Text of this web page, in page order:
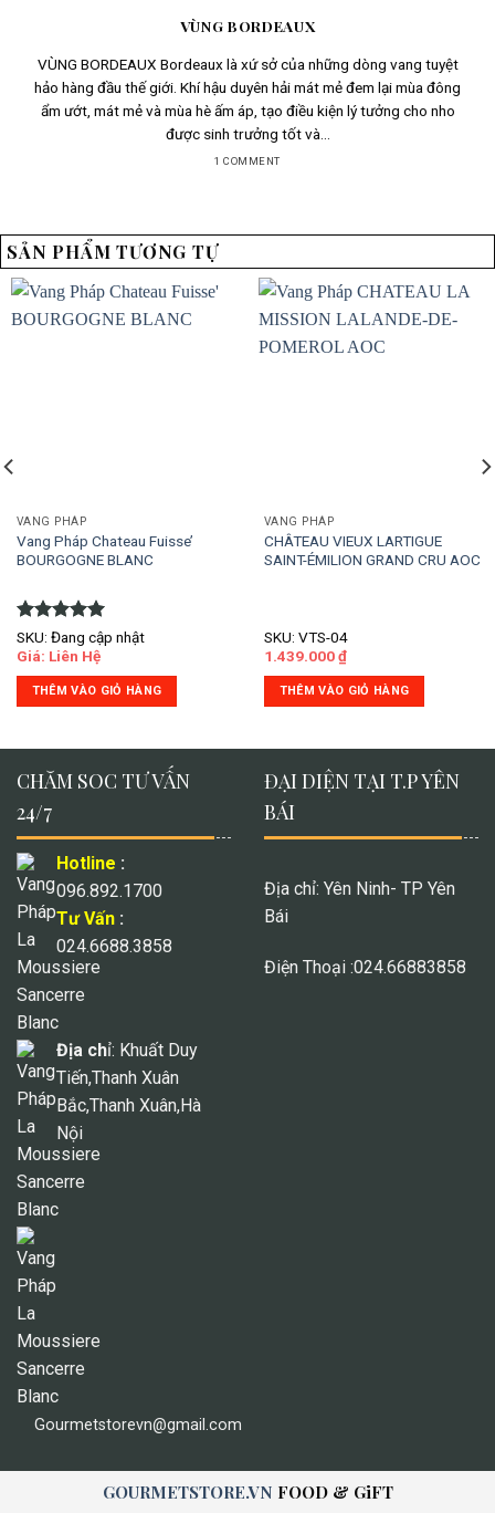
VÙNG BORDEAUX
VÙNG BORDEAUX Bordeaux là xứ sở của những dòng vang tuyệt
hảo hàng đầu thế giới. Khí hậu duyên hải mát mẻ đem lại mùa đông
ẩm ướt, mát mẻ và mùa hè ấm áp, tạo điều kiện lý tưởng cho nho
được sinh trưởng tốt và...
1 COMMENT
SẢN PHẨM TƯƠNG TỰ
VANG PHÁP
Vang Pháp Chateau Fuisse’
BOURGOGNE BLANC
Được xếp
hạng5.00
SKU: Đang cập nhật
Giá: Liên Hệ
THÊM VÀO GIỎ HÀNG
VANG PHÁP
CHÂTEAU VIEUX LARTIGUE
SAINT-ÉMILION GRAND CRU AOC
SKU: VTS-04
1.439.000₫
THÊM VÀO GIỎ HÀNG
CHĂM SOC TƯ VẤN
24/7
Hotline :
096.892.1700
Tư Vấn :
024.6688.3858
Địa chỉ: Khuất Duy
Tiến,Thanh Xuân
Bắc,Thanh Xuân,Hà
Nội
Gourmetstorevn@gmail.com
ĐẠI DIỆN TẠI T.P YÊN
BÁI
Địa chỉ: Yên Ninh- TP Yên
Bái
Điện Thoại :024.66883858
GOURMETSTORE.VN FOOD & GiFT